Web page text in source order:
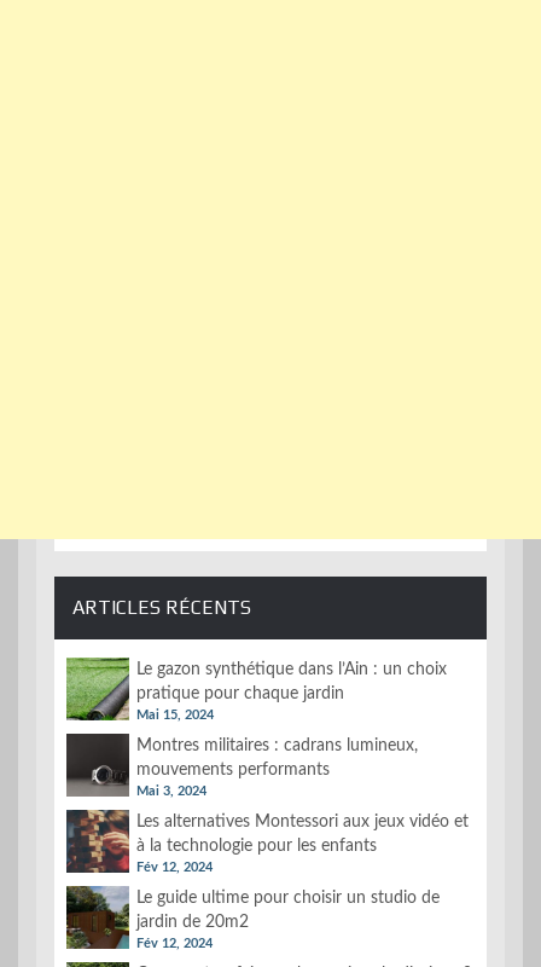
ARTICLES RÉCENTS
Le gazon synthétique dans l’Ain : un choix
pratique pour chaque jardin
Mai 15, 2024
Montres militaires : cadrans lumineux,
mouvements performants
Mai 3, 2024
Les alternatives Montessori aux jeux vidéo et
à la technologie pour les enfants
Fév 12, 2024
Le guide ultime pour choisir un studio de
jardin de 20m2
Fév 12, 2024